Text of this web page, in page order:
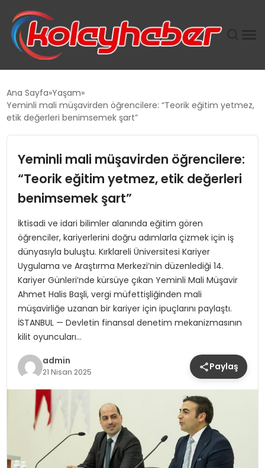
SUWEN’IN İSTIHDAM MODELI EKONOMIDE KADIN
TANYER YAPI ZEMIN MÜHENDISLIĞINDE HEDEF
BÜYÜTTÜ
TOROSLAR’DA PAZAR GERGİNLİĞİ!
Ana Sayfa Yaşam
Yeminli mali müşavirden öğrencilere: “Teorik eğitim yetmez,
etik değerleri benimsemek şart”
Yeminli mali müşavirden öğrencilere:
“Teorik eğitim yetmez, etik değerleri
benimsemek şart”
İktisadi ve idari bilimler alanında eğitim gören
öğrenciler, kariyerlerini doğru adımlarla çizmek için iş
dünyasıyla buluştu. Kırklareli Üniversitesi Kariyer
Uygulama ve Araştırma Merkezi’nin düzenlediği 14.
Kariyer Günleri’nde kürsüye çıkan Yeminli Mali Müşavir
Ahmet Halis Başli, vergi müfettişliğinden mali
müşavirliğe uzanan bir kariyer için ipuçlarını paylaştı.
İSTANBUL — Devletin finansal denetim mekanizmasının
kilit oyuncuları…
admin
21 Nisan 2025 Paylaş